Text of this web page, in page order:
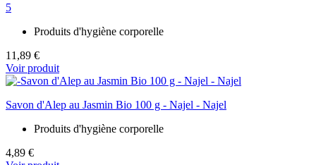
5
Produits d'hygiène corporelle
11,89 €
Voir produit
Savon d'Alep au Jasmin Bio 100 g - Najel - Najel
Produits d'hygiène corporelle
4,89 €